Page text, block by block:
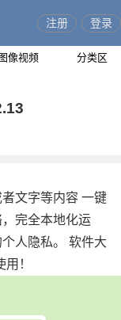
图像视频 分类区
注册 登录
文字等内容 一键
完全本地化运
人隐私。 软件大
！